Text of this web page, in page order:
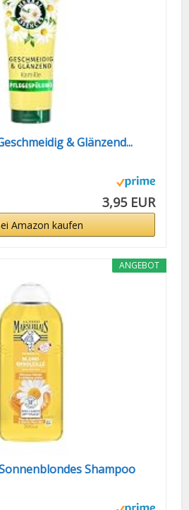
& Glänzend...
3,95 EUR
Amazon kaufen
ANGEBOT
Shampoo